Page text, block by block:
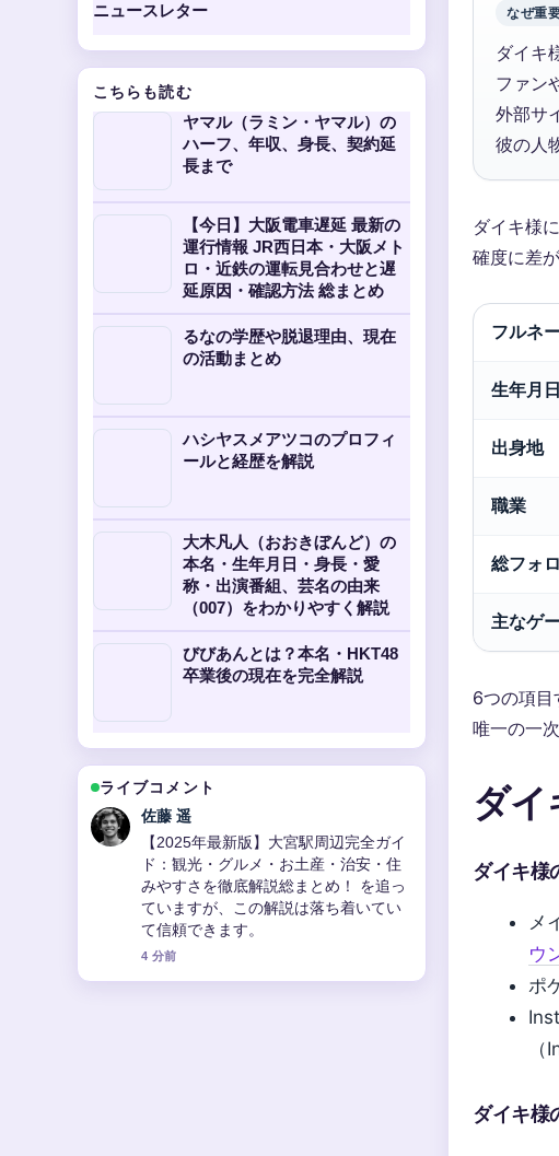
なぜ重
ダイキ
ファン
外部サ
彼の人
ダイキ様
確度に差
フルネ
生年月日
出身地
職業
総フォ
主なゲ
6つの項目
唯一の一
ダ
ダイキ様
メ
ウ
ポ
ダイキ様
ニュースレター
こちらも読む
ヤマル（ラミン・ヤマル）の
ハーフ、年収、身長、契約延
長まで
【今日】大阪電車遅延 最新の
運行情報 JR西日本・大阪メト
ロ・近鉄の運転見合わせと遅
延原因・確認方法 総まとめ
るなの学歴や脱退理由、現在
の活動まとめ
ハシヤスメアツコのプロフィ
ールと経歴を解説
大木凡人（おおきぼんど）の
本名・生年月日・身長・愛
称・出演番組、芸名の由来
（007）をわかりやすく解説
びびあんとは？本名・HKT48
卒業後の現在を完全解説
ライブコメント
佐藤 遥
【2025年最新版】大宮駅周辺完全ガイ
ド：観光・グルメ・お土産・治安・住
みやすさを徹底解説総まとめ！ を追っ
ていますが、この解説は落ち着いてい
て信頼できます。
4 分前